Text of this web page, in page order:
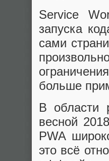
Service
запуска
сами
больше
В области
весной
PWA
это всё